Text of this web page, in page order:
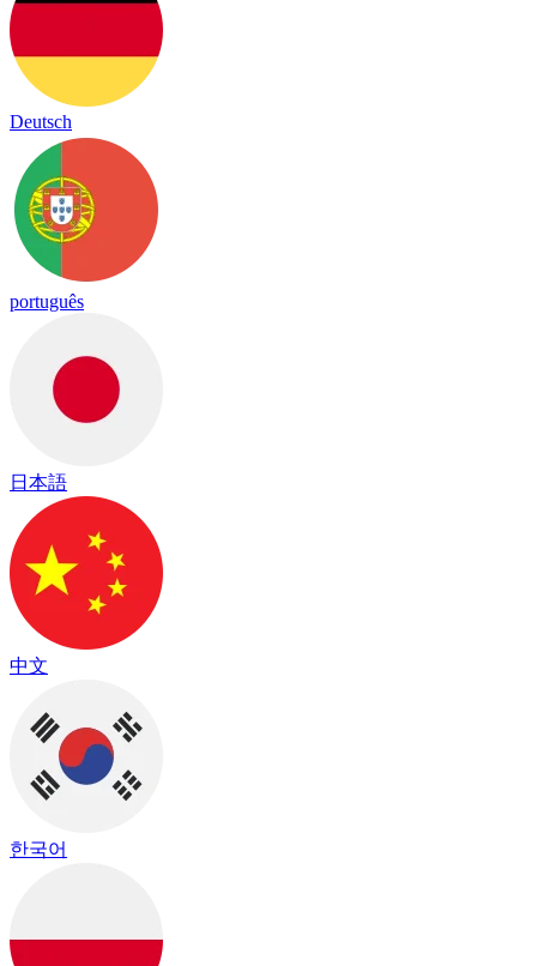
Deutsch
português
日本語
中文
한국어